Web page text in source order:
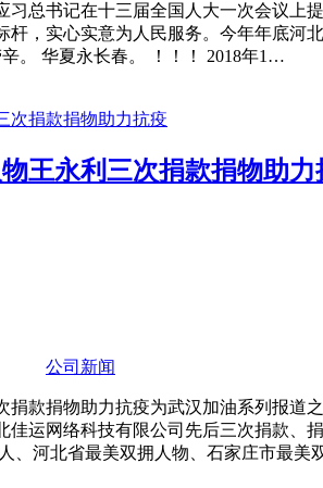
习总书记在十三届全国人大一次会议上
杆，实心实意为人民服务。今年年底
。 华夏永长春。 ！！！ 2018年1…
王永利三次捐款捐物助力
公司新闻
捐款捐物助力抗疫为武汉加油系列报
佳运网络科技有限公司先后三次捐款
、河北省最美双拥人物、石家庄市最美